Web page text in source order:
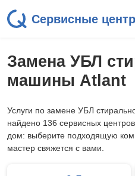
Сервисные
Замена УБЛ
машины Atlant
Услуги по замене УБЛ
найдено 136 сервисных
дом: выберите подходящую
мастер свяжется с вами.